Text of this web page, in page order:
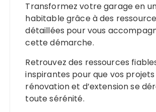
Transformez votre garage en
habitable grâce à des
détaillées pour vous
cette démarche.
Retrouvez des ressources
inspirantes pour que vos
rénovation et d’extension se
toute sérénité.